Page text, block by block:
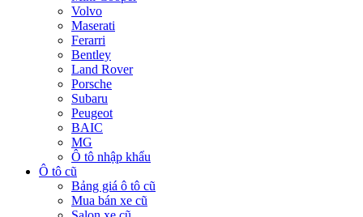
Volvo
Maserati
Ferarri
Bentley
Land Rover
Porsche
Subaru
Peugeot
BAIC
MG
Ô tô nhập khẩu
Ô tô cũ
Bảng giá ô tô cũ
Mua bán xe cũ